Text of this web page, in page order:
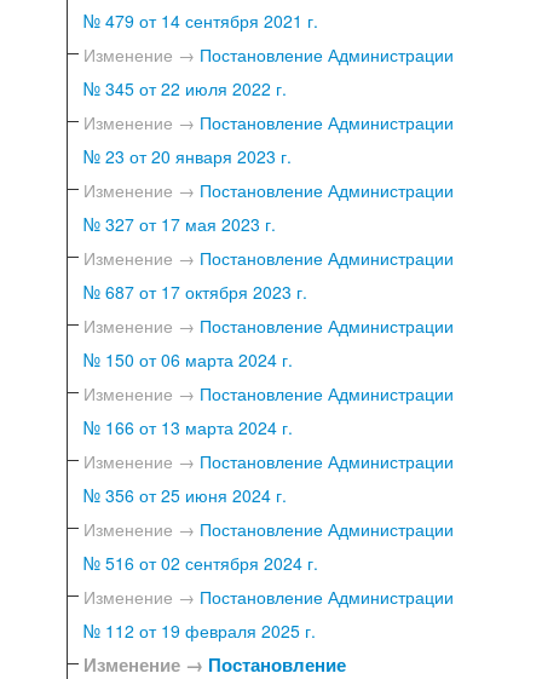
№ 479 от 14 сентября 2021 г.
Изменение → Постановление Администрации
№ 345 от 22 июля 2022 г.
Изменение → Постановление Администрации
№ 23 от 20 января 2023 г.
Изменение → Постановление Администрации
№ 327 от 17 мая 2023 г.
Изменение → Постановление Администрации
№ 687 от 17 октября 2023 г.
Изменение → Постановление Администрации
№ 150 от 06 марта 2024 г.
Изменение → Постановление Администрации
№ 166 от 13 марта 2024 г.
Изменение → Постановление Администрации
№ 356 от 25 июня 2024 г.
Изменение → Постановление Администрации
№ 516 от 02 сентября 2024 г.
Изменение → Постановление Администрации
№ 112 от 19 февраля 2025 г.
Изменение → Постановление